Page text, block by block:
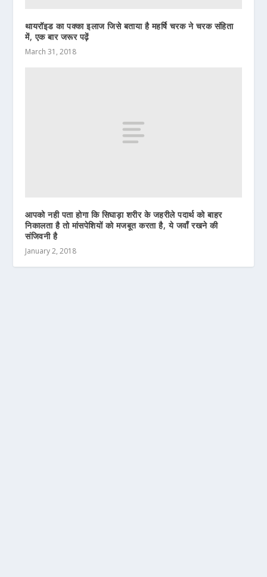
थायरॉइड का पक्का इलाज जिसे बताया है महर्षि चरक ने चरक संहिता
में, एक बार जरूर पढ़ें
March 31, 2018
आपको नही पता होगा कि सिघाड़ा शरीर के जहरीले पदार्थ को बाहर
निकालता है तो मांसपेशियों को मजबूत करता है, ये जवाँ रखने की
संजिवनी है
January 2, 2018